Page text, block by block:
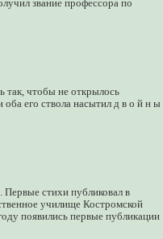
звание профессора по
так, чтобы не открылось
его ствола насытил д в о й н ы
стихи публиковал в
училище Костромской
появились первые публикации